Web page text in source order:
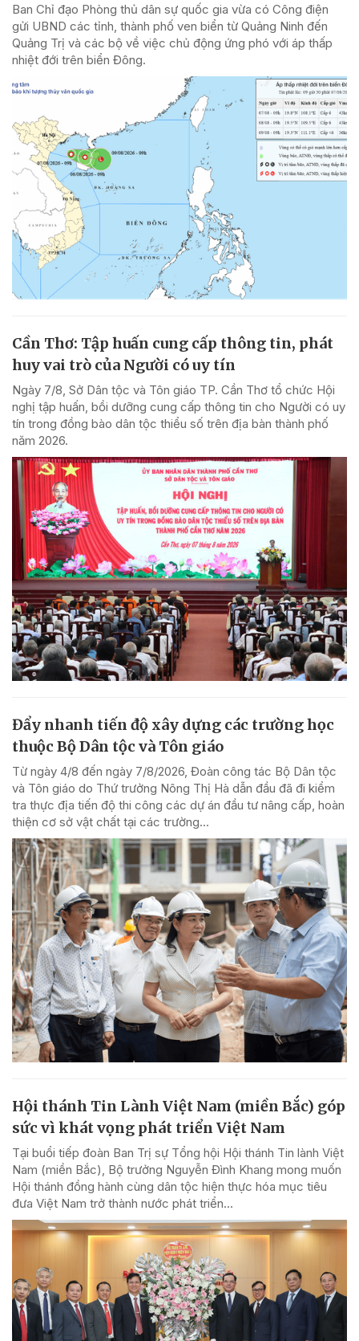
Ban Chỉ đạo Phòng thủ dân sự quốc gia vừa có Công điện
gửi UBND các tỉnh, thành phố ven biển từ Quảng Ninh đến
Quảng Trị và các bộ về việc chủ động ứng phó với áp thấp
nhiệt đới trên biển Đông.
Cần Thơ: Tập huấn cung cấp thông tin, phát
huy vai trò của Người có uy tín
Ngày 7/8, Sở Dân tộc và Tôn giáo TP. Cần Thơ tổ chức Hội
nghị tập huấn, bồi dưỡng cung cấp thông tin cho Người có uy
tín trong đồng bào dân tộc thiểu số trên địa bàn thành phố
năm 2026.
Đẩy nhanh tiến độ xây dựng các trường học
thuộc Bộ Dân tộc và Tôn giáo
Từ ngày 4/8 đến ngày 7/8/2026, Đoàn công tác Bộ Dân tộc
và Tôn giáo do Thứ trưởng Nông Thị Hà dẫn đầu đã đi kiểm
tra thực địa tiến độ thi công các dự án đầu tư nâng cấp, hoàn
thiện cơ sở vật chất tại các trường...
Hội thánh Tin Lành Việt Nam (miền Bắc) góp
sức vì khát vọng phát triển Việt Nam
Tại buổi tiếp đoàn Ban Trị sự Tổng hội Hội thánh Tin lành Việt
Nam (miền Bắc), Bộ trưởng Nguyễn Đình Khang mong muốn
Hội thánh đồng hành cùng dân tộc hiện thực hóa mục tiêu
đưa Việt Nam trở thành nước phát triển...